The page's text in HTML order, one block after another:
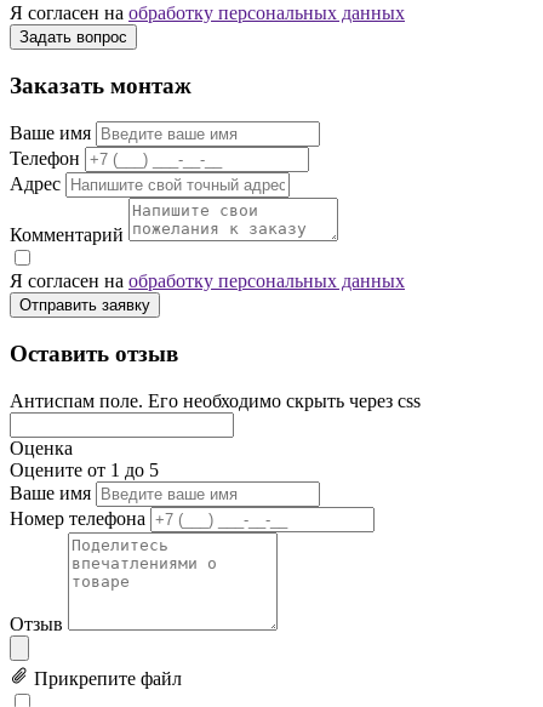
Я согласен на обработку персональных данных
Задать вопрос
Заказать монтаж
Ваше имя
Телефон
Адрес
Комментарий
Я согласен на обработку персональных данных
Отправить заявку
Оставить отзыв
Антиспам поле. Его необходимо скрыть через css
Оценка
Оцените от 1 до 5
Ваше имя
Номер телефона
Отзыв
Прикрепите файл